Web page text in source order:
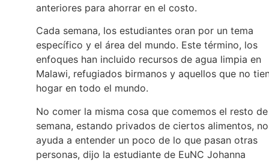
anteriores para ahorrar en el costo.
Cada semana, los estudiantes oran por un tema
específico y el área del mundo. Este término, los
enfoques han incluido recursos de agua limpia en
Malawi, refugiados birmanos y aquellos que no
hogar en todo el mundo.
No comer la misma cosa que comemos el resto
semana, estando privados de ciertos alimentos,
ayuda a entender un poco de lo que pasan otras
personas, dijo la estudiante de EuNC Johanna